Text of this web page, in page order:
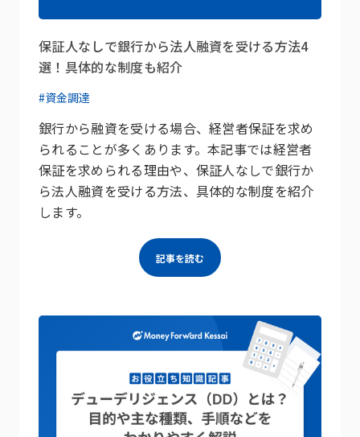
保証人なしで銀行から法人融資を受ける方法4
選！具体的な制度も紹介
#資金調達
銀行から融資を受ける場合、経営者保証を求め
られることが多くあります。本記事では経営者
保証を求められる理由や、保証人なしで銀行か
ら法人融資を受ける方法、具体的な制度を紹介
します。
記事を読む